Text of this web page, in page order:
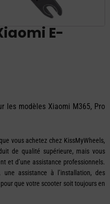
E-
les modèles Xiaomi M365, Pro
vous achetez chez KissMyWheels,
de qualité supérieure, mais vous
et d’une assistance professionnels.
une assistance à l’installation, des
que votre scooter soit toujours en